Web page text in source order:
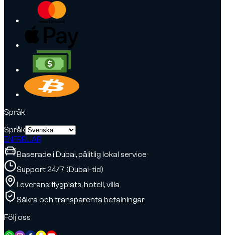
Språk
Språk
ENFRRUAR
Baserade i Dubai, pålitlig lokal service
Support 24/7 (Dubai-tid)
Leverans: flygplats, hotell, villa
Säkra och transparenta betalningar
Följ oss